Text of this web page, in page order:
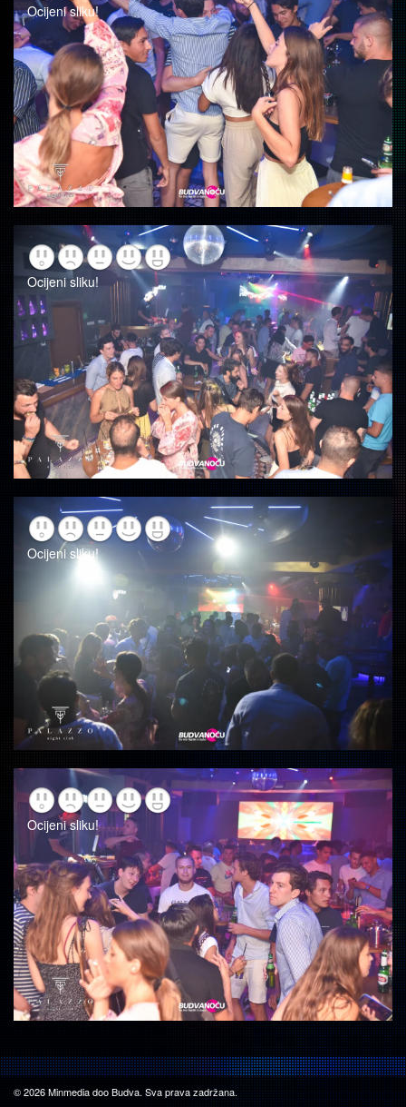
Ocijeni sliku!
Ocijeni sliku!
Ocijeni sliku!
Ocijeni sliku!
© 2026 Minmedia doo Budva. Sva prava zadržana.